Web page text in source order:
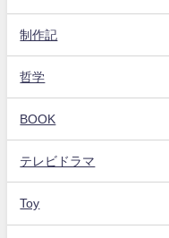
制作記
哲学
BOOK
テレビドラマ
Toy